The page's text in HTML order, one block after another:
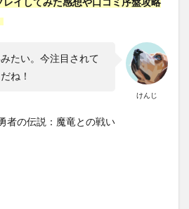
けんじ
たい。今注目されて
ね！
者の伝説：魔竜との戦い